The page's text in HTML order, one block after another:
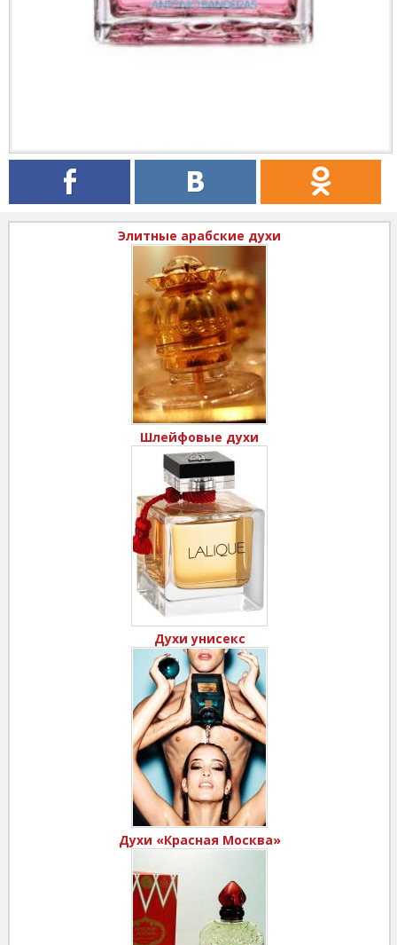
Элитные арабские духи
Шлейфовые духи
Духи унисекс
Духи «Красная Москва»